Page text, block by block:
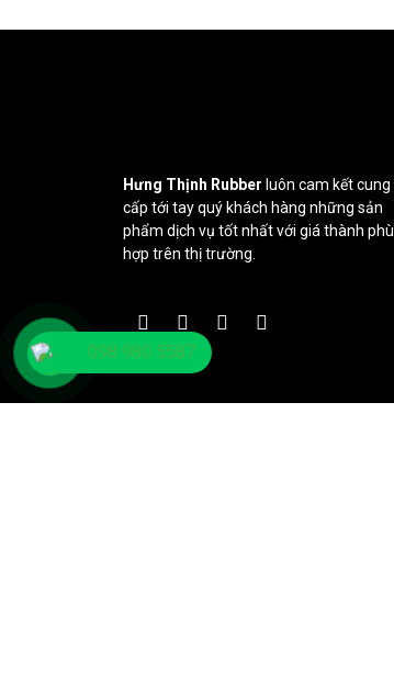
Hưng Thịnh Rubber luôn cam kết cung
cấp tới tay quý khách hàng những sản
phẩm dịch vụ tốt nhất với giá thành phù
hợp trên thị trường.
098 980 5587